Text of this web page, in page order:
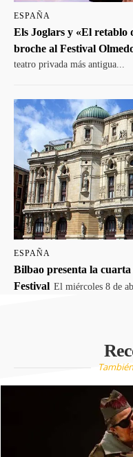
ESPAÑA
Els Joglars y «El retablo
broche al Festival
teatro privada más antigua...
ESPAÑA
Bilbao presenta la
Festival El miércoles 8 de